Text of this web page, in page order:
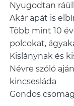
Nyugodtan
Akár apát is
Több mint 10
polcokat,
Kislánynak és
Névre szóló
kincsesláda
Gondos